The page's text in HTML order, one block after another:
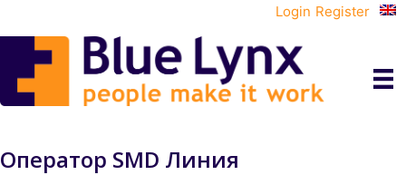
Login Register
Оператор SMD Линия